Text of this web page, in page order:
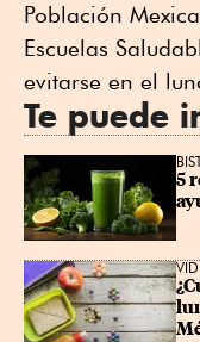
Población
Escuelas
evitarse en el
Te puede
5